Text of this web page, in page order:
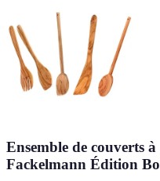
Ensemble de couverts
Fackelmann Édition